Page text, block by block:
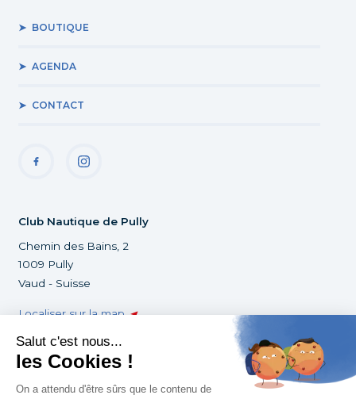
BOUTIQUE
AGENDA
CONTACT
Club Nautique de Pully
Chemin des Bains, 2
1009 Pully
Vaud - Suisse
Localiser sur la map
+41 21 729 88 03
infoclub@cnpully.ch